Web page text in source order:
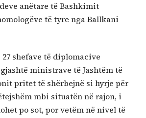
anëtare të Bashkimit
të tyre nga Ballkani
shefave të diplomacive
ministrave të Jashtëm të
pritet të shërbejnë si hyrje për
mbi situatën në rajon, i
po sot, por vetëm në nivel të